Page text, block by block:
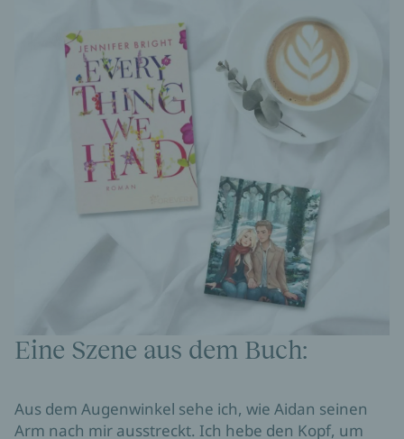
Eine Szene aus dem Buch:
Aus dem Augenwinkel sehe ich, wie Aidan seinen
Arm nach mir ausstreckt. Ich hebe den Kopf, um